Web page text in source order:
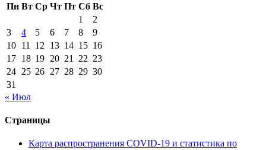
Пн Вт Ср Чт Пт Сб Вс
1
2
3
4 5 6 7 8
9
10 11 12 13 14 15 16
17 18 19 20 21 22 23
24 25 26 27 28 29 30
31
« Июл
Страницы
Карта распространения COVID-19 и статистика по